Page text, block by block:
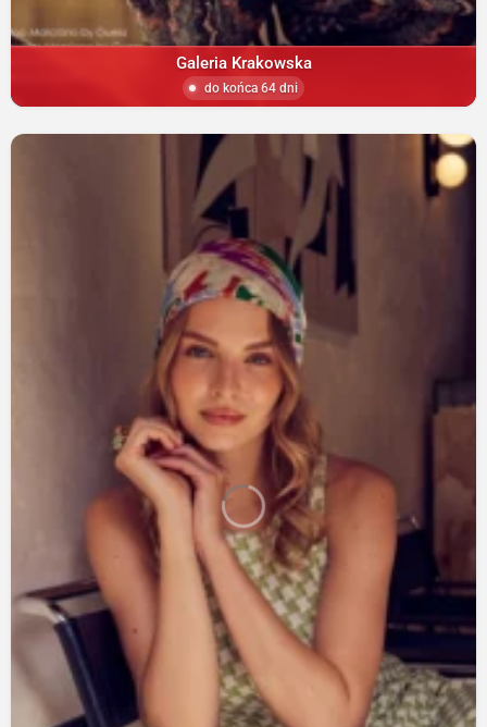
Galeria Krakowska
do końca 64 dni